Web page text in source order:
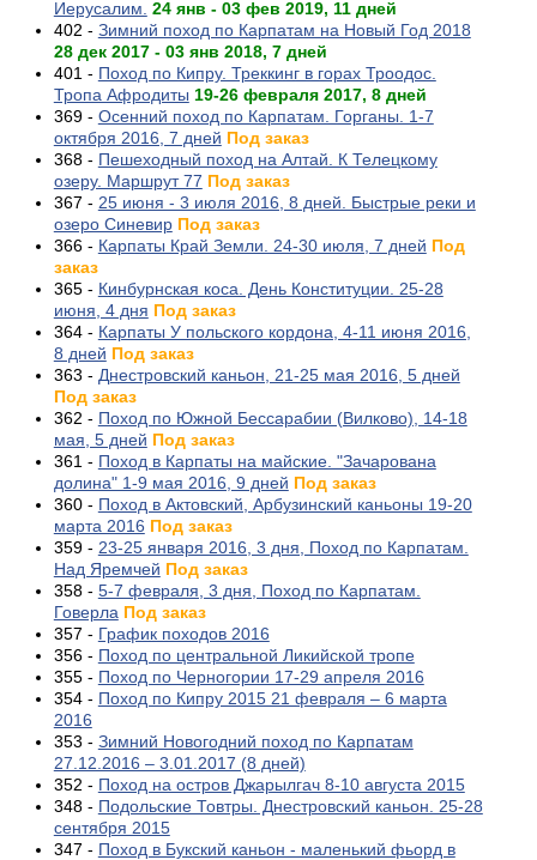
Иерусалим. 24 янв - 03 фев 2019, 11 дней
402 - Зимний поход по Карпатам на Новый Год 2018
28 дек 2017 - 03 янв 2018, 7 дней
401 - Поход по Кипру. Треккинг в горах Троодос.
Тропа Афродиты 19-26 февраля 2017, 8 дней
369 - Осенний поход по Карпатам. Горганы. 1-7
октября 2016, 7 дней Под заказ
368 - Пешеходный поход на Алтай. К Телецкому
озеру. Маршрут 77 Под заказ
367 - 25 июня - 3 июля 2016, 8 дней. Быстрые реки и
озеро Синевир Под заказ
366 - Карпаты Край Земли. 24-30 июля, 7 дней Под
заказ
365 - Кинбурнская коса. День Конституции. 25-28
июня, 4 дня Под заказ
364 - Карпаты У польского кордона, 4-11 июня 2016,
8 дней Под заказ
363 - Днестровский каньон, 21-25 мая 2016, 5 дней
Под заказ
362 - Поход по Южной Бессарабии (Вилково), 14-18
мая, 5 дней Под заказ
361 - Поход в Карпаты на майские. "Зачарована
долина" 1-9 мая 2016, 9 дней Под заказ
360 - Поход в Актовский, Арбузинский каньоны 19-20
марта 2016 Под заказ
359 - 23-25 января 2016, 3 дня, Поход по Карпатам.
Над Яремчей Под заказ
358 - 5-7 февраля, 3 дня, Поход по Карпатам.
Говерла Под заказ
357 - График походов 2016
356 - Поход по центральной Ликийской тропе
355 - Поход по Черногории 17-29 апреля 2016
354 - Поход по Кипру 2015 21 февраля – 6 марта
2016
353 - Зимний Новогодний поход по Карпатам
27.12.2016 – 3.01.2017 (8 дней)
352 - Поход на остров Джарылгач 8-10 августа 2015
348 - Подольские Товтры. Днестровский каньон. 25-28
сентября 2015
347 - Поход в Букский каньон - маленький фьорд в